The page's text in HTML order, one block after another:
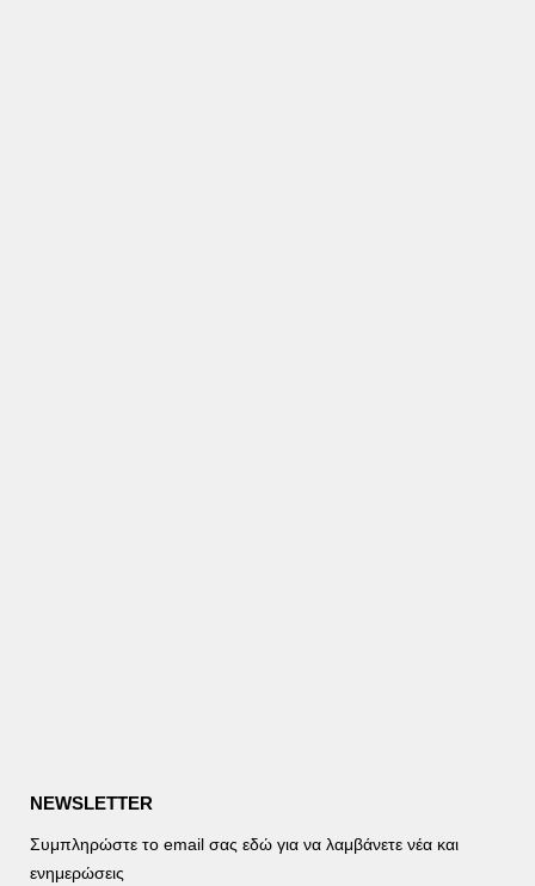
NEWSLETTER
Συμπληρώστε το email σας εδώ για να λαμβάνετε νέα και
ενημερώσεις